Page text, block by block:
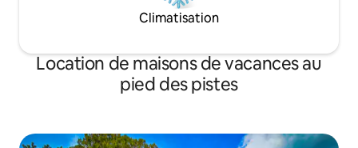
Climatisation
Location de maisons de vacances au
pied des pistes